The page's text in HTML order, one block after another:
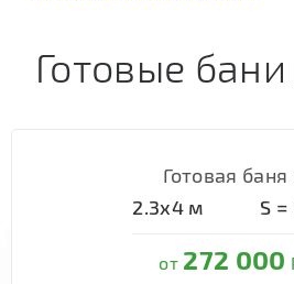
Готовые
Готовая
2.3х4м S =
от 272 000